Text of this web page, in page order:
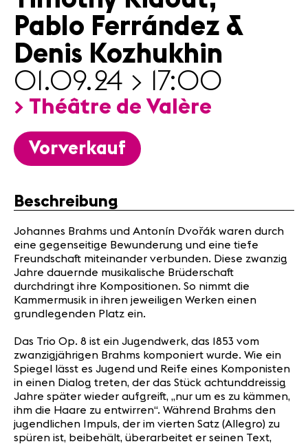
Nützliche
Infos
News
Konzerte
Freiwillige
Medien
Presse
Über uns
Kontakt
Pablo Ferrández &
Denis Kozhukhin
01.09.24 > 17:00
> Théâtre de Valère
Vorverkauf
Beschreibung
Johannes Brahms und Antonín Dvořák waren durch
eine gegenseitige Bewunderung und eine tiefe
Freundschaft miteinander verbunden. Diese zwanzig
Jahre dauernde musikalische Brüderschaft
durchdringt ihre Kompositionen. So nimmt die
Kammermusik in ihren jeweiligen Werken einen
grundlegenden Platz ein.
Das Trio Op. 8 ist ein Jugendwerk, das 1853 vom
zwanzigjährigen Brahms komponiert wurde. Wie ein
Spiegel lässt es Jugend und Reife eines Komponisten
in einen Dialog treten, der das Stück achtunddreissig
Jahre später wieder aufgreift, „nur um es zu kämmen,
ihm die Haare zu entwirren“. Während Brahms den
jugendlichen Impuls, der im vierten Satz (Allegro) zu
spüren ist, beibehält, überarbeitet er seinen Text,